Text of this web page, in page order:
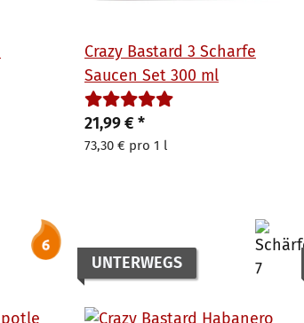
Crazy Bastard 3 Scharfe
Saucen Set 300 ml
21,99 €*
73,30 € pro 1 l
UNTERWEGS